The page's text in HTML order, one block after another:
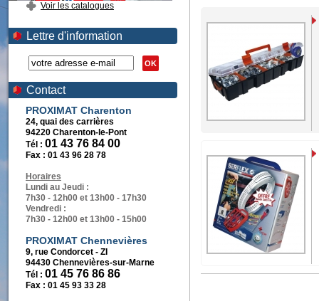
Voir les catalogues
Lettre d'information
OK
Contact
PROXIMAT Charenton
24, quai des carrières
94220 Charenton-le-Pont
Tél : 01 43 76 84 00
Fax : 01 43 96 28 78
Horaires
Lundi au Jeudi :
7h30 - 12h00 et 13h00 - 17h30
Vendredi :
7h30 - 12h00 et 13h00 - 15h00
PROXIMAT Chennevières
9, rue Condorcet - ZI
94430 Chennevières-sur-Marne
Tél : 01 45 76 86 86
Fax : 01 45 93 33 28